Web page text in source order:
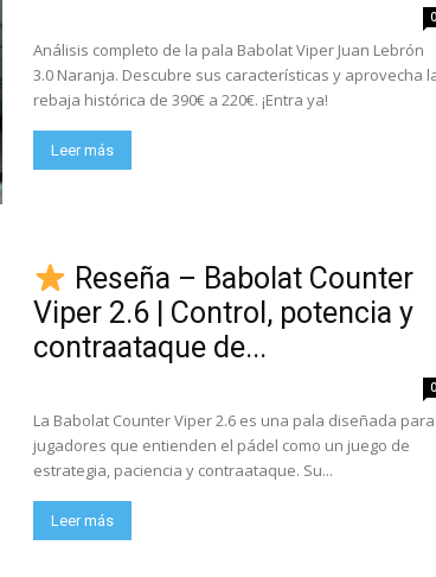
0
Análisis completo de la pala Babolat Viper Juan Lebrón
3.0 Naranja. Descubre sus características y aprovecha
rebaja histórica de 390€ a 220€. ¡Entra ya!
Leer más
Reseña – Babolat Counter
Viper 2.6 | Control, potencia y
contraataque de...
0
La Babolat Counter Viper 2.6 es una pala diseñada para
jugadores que entienden el pádel como un juego de
estrategia, paciencia y contraataque. Su...
Leer más